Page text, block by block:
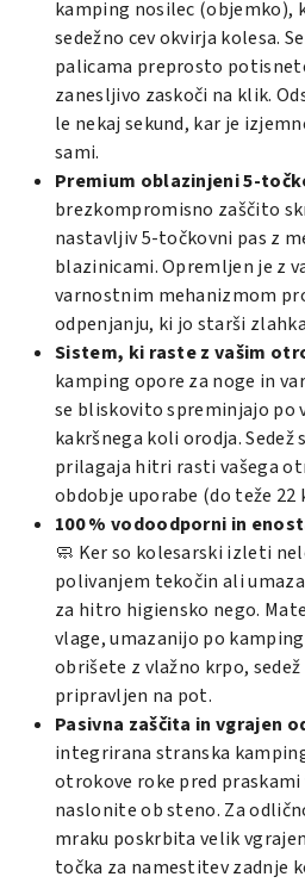
kamping nosilec (objemko),
sedežno cev okvirja kolesa.
palicama preprosto
zanesljivo zaskoči na klik.
le nekaj sekund, kar je
sami.
Premium oblazinjeni 5-
brezkompromisno zaščito
nastavljiv 5-točkovni pas z
blazinicami. Opremljen je z
varnostnim mehanizmom
odpenjanju, ki jo starši
Sistem, ki raste z vašim
kamping opore za noge in
se bliskovito spreminjajo po
kakršnega koli orodja. Sedež
prilagaja hitri rasti vašega
obdobje uporabe (do teže 22
100 % vodoodporni in
🧼 Ker so kolesarski izleti
polivanjem tekočin ali
za hitro higiensko nego.
vlage, umazanijo po
obrišete z vlažno krpo,
pripravljen na pot.
Pasivna zaščita in vgrajen
integrirana stranska
otrokove roke pred
naslonite ob steno. Za
mraku poskrbita velik
točka za namestitev zadnje